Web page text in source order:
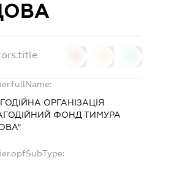
ОРГАНІЗАЦІЯ
ФОНД ТИМУРА